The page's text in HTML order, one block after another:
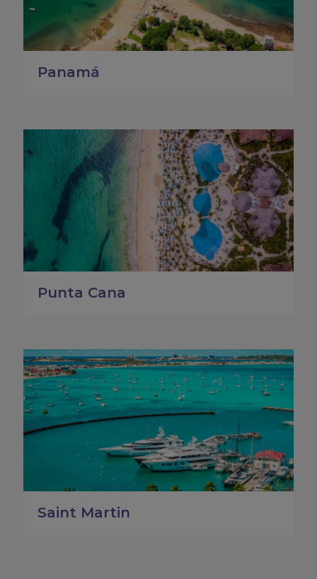
Panamá
Punta Cana
Saint Martin